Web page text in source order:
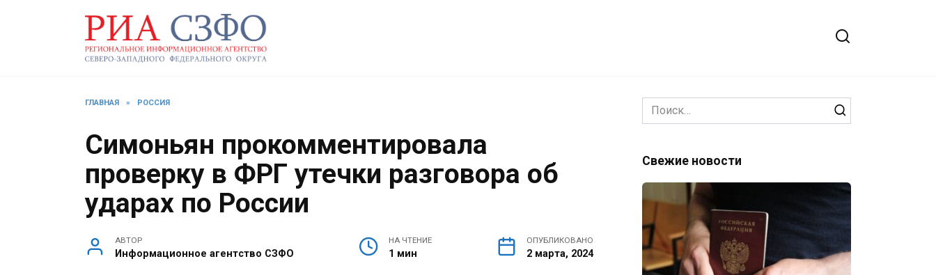
ГЛАВНАЯ » РОССИЯ
Симоньян прокомментировала
проверку в ФРГ утечки разговора об
ударах по России
АВТОР
Информационное агентство СЗФО
НА ЧТЕНИЕ
1 мин
ОПУБЛИКОВАНО
2 марта, 2024
Search
for:
Свежие новости